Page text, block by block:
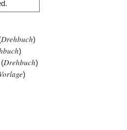
Drehbuch)
)
Drehbuch)
)